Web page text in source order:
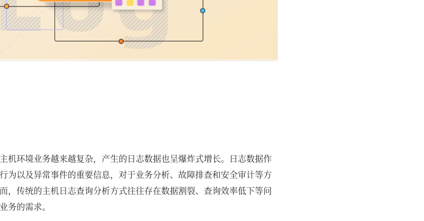
机环境业务越来越复杂，产生的日志数据也呈爆炸式增长。日志数据作
为以及异常事件的重要信息，对于业务分析、故障排查和安全审计等方
，传统的主机日志查询分析方式往往存在数据割裂、查询效率低下等问
务的需求。